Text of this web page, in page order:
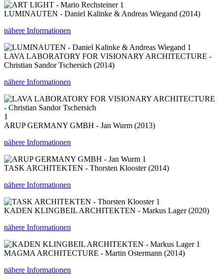
1
LUMINAUTEN - Daniel Kalinke & Andreas Wiegand (2014)
nähere Informationen
1
LAVA LABORATORY FOR VISIONARY ARCHITECTURE -
Christian Sandor Tschersich (2014)
nähere Informationen
1
ARUP GERMANY GMBH - Jan Wurm (2013)
nähere Informationen
1
TASK ARCHITEKTEN - Thorsten Klooster (2014)
nähere Informationen
1
KADEN KLINGBEIL ARCHITEKTEN - Markus Lager (2020)
nähere Informationen
1
MAGMA ARCHITECTURE - Martin Ostermann (2014)
nähere Informationen